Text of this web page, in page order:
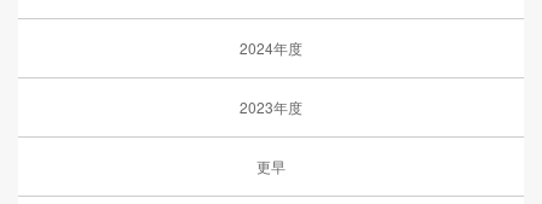
2024年度
2023年度
更早